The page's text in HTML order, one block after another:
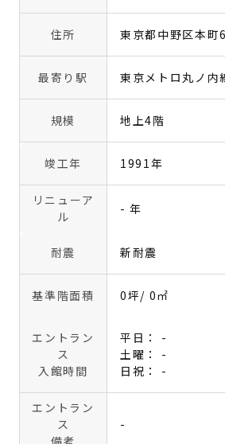
住所 東京都中野区本
最寄り駅 東京メトロ丸ノ内
規模 地上4階
竣工年 1991年
リニューア
ル
- 年
耐震 新耐震
基準階面積 0坪/ 0㎡
エントラン
ス
入館時間
平日： -
土曜： -
日祝： -
エントラン
ス
備考
-